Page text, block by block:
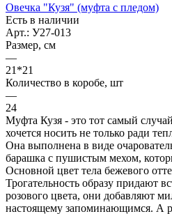
Овечка "Кузя" (муфта с пледом)
Есть в наличии
Арт.: У27-013
Размер, см
—
21*21
Количество в коробе, шт
—
24
Муфта Кузя - это тот самый
хочется носить не только ради
Она выполнена в виде
барашка с пушистым мехом,
Основной цвет тела бежевого
Трогательность образу придают
розового цвета, они добавляют
настоящему запоминающимся. А